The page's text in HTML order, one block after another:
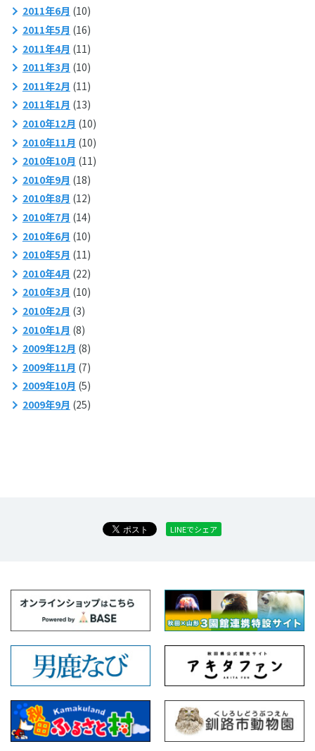
2011年6月 (10)
2011年5月 (16)
2011年4月 (11)
2011年3月 (10)
2011年2月 (11)
2011年1月 (13)
2010年12月 (10)
2010年11月 (10)
2010年10月 (11)
2010年9月 (18)
2010年8月 (12)
2010年7月 (14)
2010年6月 (10)
2010年5月 (11)
2010年4月 (22)
2010年3月 (10)
2010年2月 (3)
2010年1月 (8)
2009年12月 (8)
2009年11月 (7)
2009年10月 (5)
2009年9月 (25)
LINEでシェア